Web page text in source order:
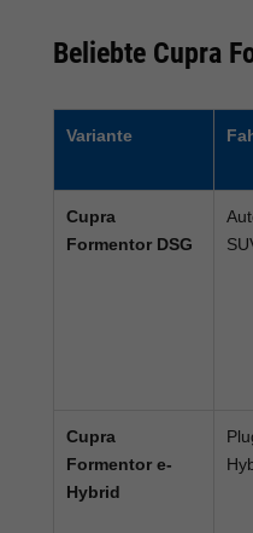
Beliebte Cupra
Variante
Cupra
Formentor DSG
Cupra
Formentor e-
Hybrid